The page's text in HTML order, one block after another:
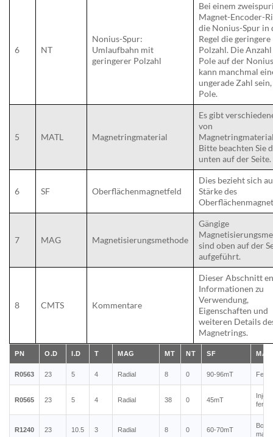
6 NT
Nonius-Spur:
Umlaufbahn mit
geringerer Polzahl
Bei einem
Magnet-Encoder-
die Nonius-Spur in
Regel die geringere
Polzahl. Die
Pole auf der
kann manchmal
ungerade Zahl sein,
Pole.
5 MATL Magnetringmaterial
Es gibt
von
Bitte beachten Sie
unten auf der Seite.
6 SF Oberflächenmagnetfeld
Dies bezieht sich
Stärke des
7 MAG Magnetisierungsmethode
Gängige
sind oben auf der
aufgeführt.
8 CMTS Kommentare
Dieser Abschnitt
Informationen zu
Verwendung,
Eigenschaften und
weiteren Details
Magnetrings.
PN O.D I.D T MAG MT NT SF
R0563 23 5 4 Radial 8 0 90-96mT
R0565 23 5 4 Radial 38 0 45mT
R1240 23 10.5 3 Radial 8 0 60-70mT